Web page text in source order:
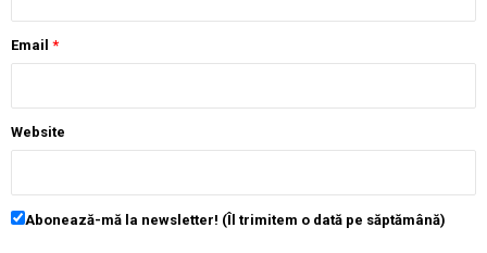
Email *
Website
Abonează-mă la newsletter! (Îl trimitem o dată pe săptămână)